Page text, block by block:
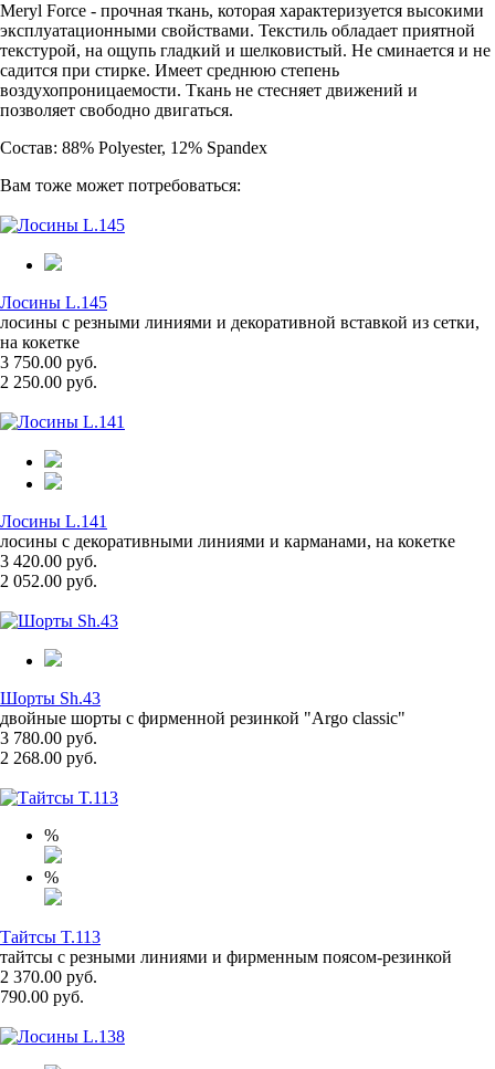
Meryl Force - прочная ткань, которая характеризуется высокими
эксплуатационными свойствами. Текстиль обладает приятной
текстурой, на ощупь гладкий и шелковистый. Не сминается и не
садится при стирке. Имеет среднюю степень
воздухопроницаемости. Ткань не стесняет движений и
позволяет свободно двигаться.
Состав: 88% Polyester, 12% Spandex
Вам тоже может потребоваться:
Лосины L.145
лосины с резными линиями и декоративной вставкой из сетки,
на кокетке
3 750.00 руб.
2 250.00 руб.
Лосины L.141
лосины с декоративными линиями и карманами, на кокетке
3 420.00 руб.
2 052.00 руб.
Шорты Sh.43
двойные шорты с фирменной резинкой "Argo classic"
3 780.00 руб.
2 268.00 руб.
%
%
Тайтсы T.113
тайтсы с резными линиями и фирменным поясом-резинкой
2 370.00 руб.
790.00 руб.